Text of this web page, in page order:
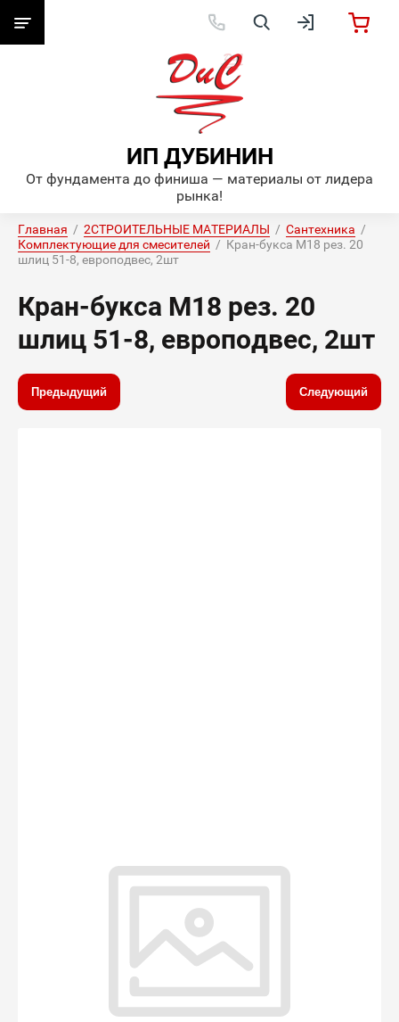
ИП ДУБИНИН
От фундамента до финиша — материалы от лидера
рынка!
Главная
  /
2СТРОИТЕЛЬНЫЕ МАТЕРИАЛЫ
  /
Сантехника
Комплектующие для смесителей
  /  Кран-букса М18 рез. 20
шлиц 51-8, европодвес, 2шт
Кран-букса М18 рез. 20
шлиц 51-8, европодвес, 2шт
Предыдущий Следующий